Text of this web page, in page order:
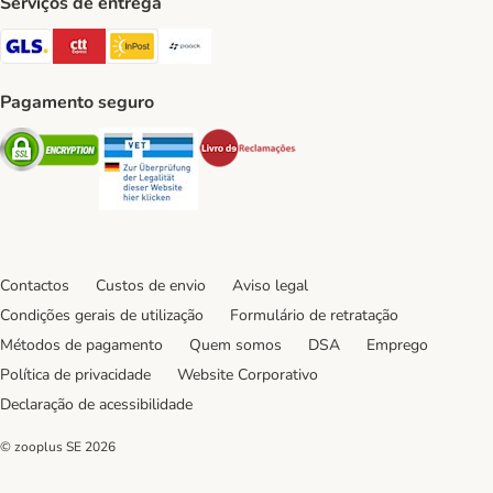
GLS Shipping Method
CTTExpress Shipping Method
InPost Shipping Method
Pagamento seguro
Security Security
Contactos Custos de envio
Aviso legal
Condições gerais de utilização
Formulário de retratação
Métodos de pagamento
Quem somos DSA
Emprego
Política de privacidade
Website Corporativo
Declaração de acessibilidade
© zooplus SE 2026